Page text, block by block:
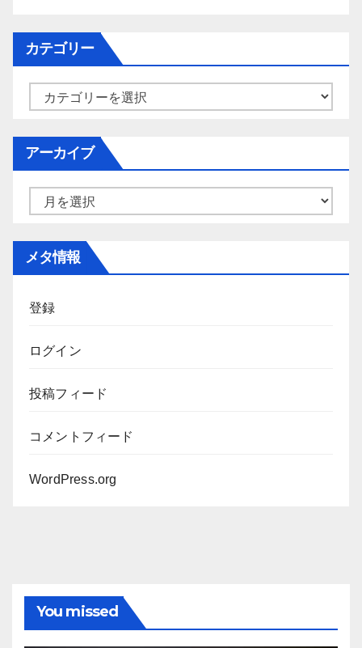
カテゴリー
ー
アーカイブ
メタ情報
登録
ログイン
投稿フィード
コメントフィード
WordPress.org
You missed